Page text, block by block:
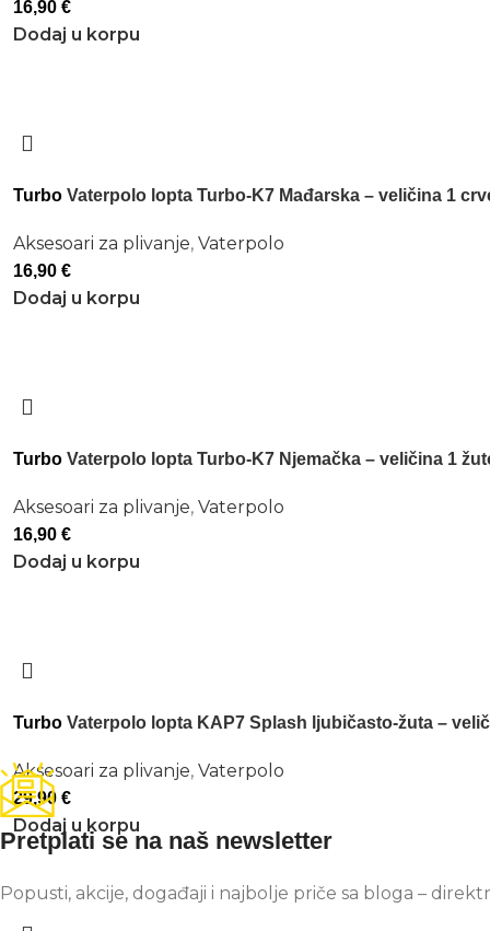
16,90 €
Dodaj u korpu
Turbo Vaterpolo lopta Turbo-K7 Mađarska – veličina 1
Aksesoari za plivanje, Vaterpolo
16,90 €
Dodaj u korpu
Turbo Vaterpolo lopta Turbo-K7 Njemačka – veličina 1
Aksesoari za plivanje, Vaterpolo
16,90 €
Dodaj u korpu
Turbo Vaterpolo lopta KAP7 Splash ljubičasto-žuta –
Aksesoari za plivanje, Vaterpolo
29,90 €
Dodaj u korpu
Pretplati se na naš newsletter
Popusti, akcije, događaji i najbolje priče sa bloga –